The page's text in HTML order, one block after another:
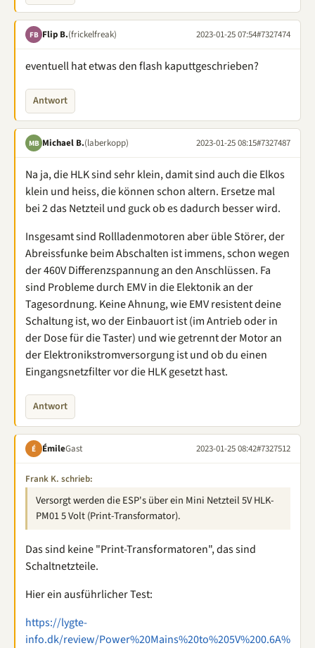
FB Flip B.(frickelfreak) 2023-01-25 07:54#7327474
eventuell hat etwas den flash kaputtgeschrieben?
Antwort
MB Michael B.(laberkopp) 2023-01-25 08:15#7327487
Na ja, die HLK sind sehr klein, damit sind auch die Elkos
klein und heiss, die können schon altern. Ersetze mal
bei 2 das Netzteil und guck ob es dadurch besser wird.
Insgesamt sind Rollladenmotoren aber üble Störer, der
Abreissfunke beim Abschalten ist immens, schon wegen
der 460V Differenzspannung an den Anschlüssen. Fa
sind Probleme durch EMV in die Elektonik an der
Tagesordnung. Keine Ahnung, wie EMV resistent deine
Schaltung ist, wo der Einbauort ist (im Antrieb oder in
der Dose für die Taster) und wie getrennt der Motor an
der Elektronikstromversorgung ist und ob du einen
Eingangsnetzfilter vor die HLK gesetzt hast.
Antwort
É ÉmileGast 2023-01-25 08:42#7327512
Frank K. schrieb:
Versorgt werden die ESP's über ein Mini Netzteil 5V HLK-
PM01 5 Volt (Print-Transformator).
Das sind keine "Print-Transformatoren", das sind
Schaltnetzteile.
Hier ein ausführlicher Test:
https://lygte-
info.dk/review/Power%20Mains%20to%205V%200.6A%